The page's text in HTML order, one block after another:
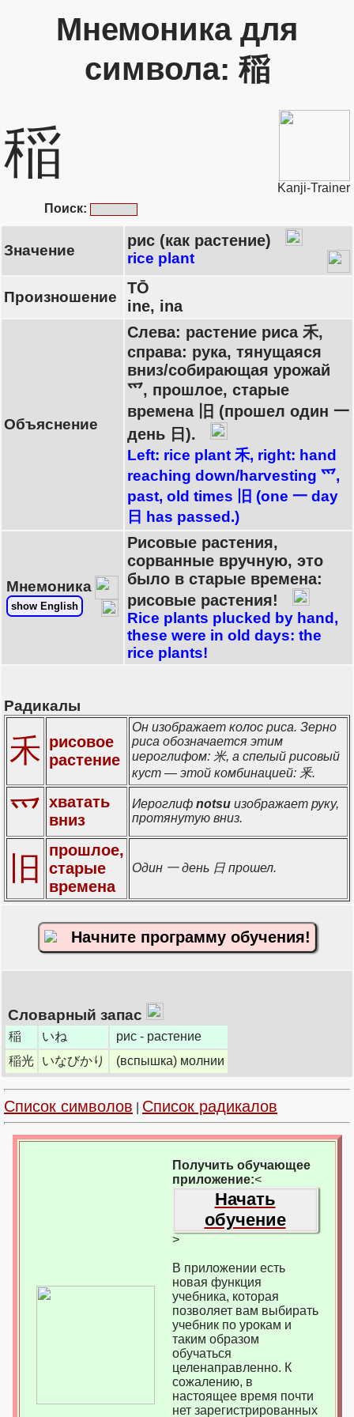
Мнемоника для
символа: 稲
稲
Kanji-Trainer
Поиск:
Значение
рис (как растение)
rice plant
Произношение
TŌ
ine, ina
Объяснение
Слева: растение риса 禾,
справа: рука, тянущаяся
вниз/собирающая урожай
爫, прошлое, старые
времена 旧 (прошел один 一
день 日).
Left: rice plant 禾, right: hand
reaching down/harvesting 爫,
past, old times 旧 (one 一 day
日 has passed.)
Мнемоника
show English
Рисовые растения,
сорванные вручную, это
было в старые времена:
рисовые растения!
Rice plants plucked by hand,
these were in old days: the
rice plants!
Радикалы
禾 рисовое
растение
Он изображает колос риса. Зерно
риса обозначается этим
иероглифом: 米, а спелый рисовый
куст — этой комбинацией: 釆.
爫 хватать
вниз
Иероглиф notsu изображает руку,
протянутую вниз.
旧
прошлое,
старые
времена
Один 一 день 日 прошел.
Начните программу обучения!
Словарный запас
稲 いね
рис - растение
稲光
いなびかり (вспышка) молнии
Список символов Список радикалов
Получить обучающее
приложение:<
Начать
обучение
>
В приложении есть
новая функция
учебника, которая
позволяет вам выбирать
учебник по урокам и
таким образом
обучаться
целенаправленно. К
сожалению, в
настоящее время почти
нет зарегистрированных